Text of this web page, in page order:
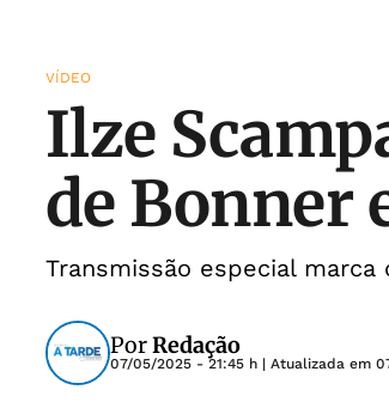
VÍDEO
Ilze
de Bonner
Transmissão especial
PorRedação
07/05/2025 - 21:45 h | Atualizada em